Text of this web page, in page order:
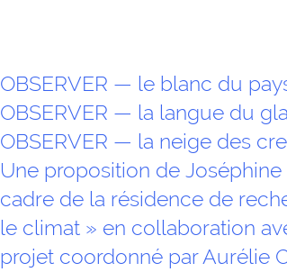
OBSERVER — le blanc du
OBSERVER — la langue du
OBSERVER — la neige des
Une proposition de
cadre de la résidence de
le climat » en collaboration
projet coordonné par Aurélie